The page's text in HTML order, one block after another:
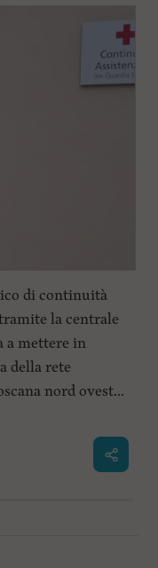
di continuità
la centrale
a mettere in
della rete
nord ovest...